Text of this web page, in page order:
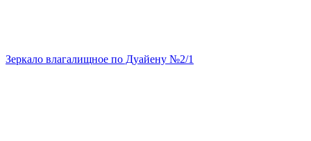
Зеркало влагалищное по Дуайену №2/1